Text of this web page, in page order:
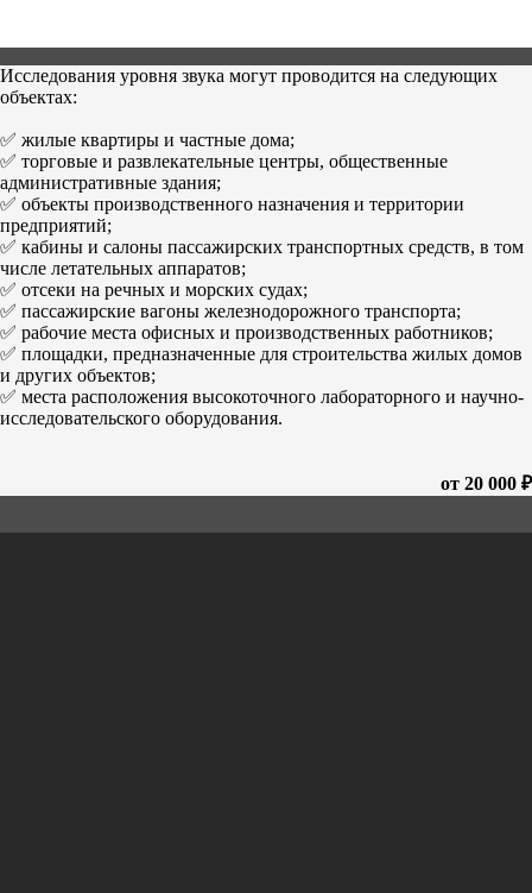
Исследования уровня звука могут проводится на следующих
объектах:
✅ жилые квартиры и частные дома;
✅ торговые и развлекательные центры, общественные
административные здания;
✅ объекты производственного назначения и территории
предприятий;
✅ кабины и салоны пассажирских транспортных средств, в том
числе летательных аппаратов;
✅ отсеки на речных и морских судах;
✅ пассажирские вагоны железнодорожного транспорта;
✅ рабочие места офисных и производственных работников;
✅ площадки, предназначенные для строительства жилых домов
и других объектов;
✅ места расположения высокоточного лабораторного и научно-
исследовательского оборудования.
от 20 000 ₽